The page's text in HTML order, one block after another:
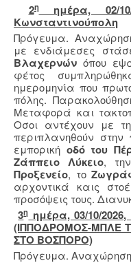
2η
ημέρα, 02/10/
Κωνσταντινούπολη
Πρόγευμα.
με ενδιάμεσες
Βλαχερνών όπου
φέτος
ημερομηνία που
πόλης.
Μεταφορά και
Οσοι αντέχουν με
περιπλανηθούν
εμπορική οδό του
Ζάππειο Λύκειο,
Προξενείο, το
αρχοντικά καις
προσόψεις τους.
3η ημέρα, 03/10/
(ΙΠΠΟΔΡΟΜΟΣ-ΜΠΛΕ
ΣΤΟ ΒΟΣΠΟΡΟ)
Πρόγευμα.